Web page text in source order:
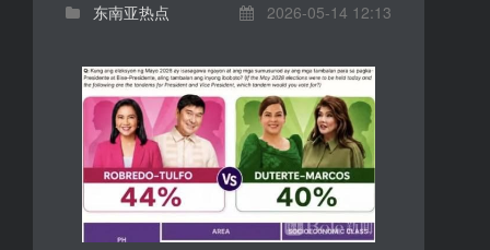
东南亚热点 2026-05-14 12:13